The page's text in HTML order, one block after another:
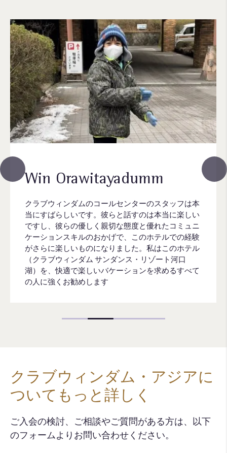
Win Orawitayadumm
クラブウィンダムのコールセンターのスタッフは本
当にすばらしいです。彼らと話すのは本当に楽しい
ですし、彼らの優しく親切な態度と優れたコミュニ
ケーションスキルのおかげで、このホテルでの経験
がさらに楽しいものになりました。私はこのホテル
（クラブウィンダム サンダンス・リゾート河口
湖）を、快適で楽しいバケーションを求めるすべて
の人に強くお勧めします
クラブウィンダム・アジアに
ついてもっと詳しく
ご入会の検討、ご相談やご質問がある方は、以下
のフォームよりお問い合わせください。​